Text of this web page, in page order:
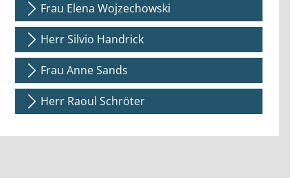
Frau Elena Wojzechowski
Herr Silvio Handrick
Frau Anne Sands
Herr Raoul Schröter